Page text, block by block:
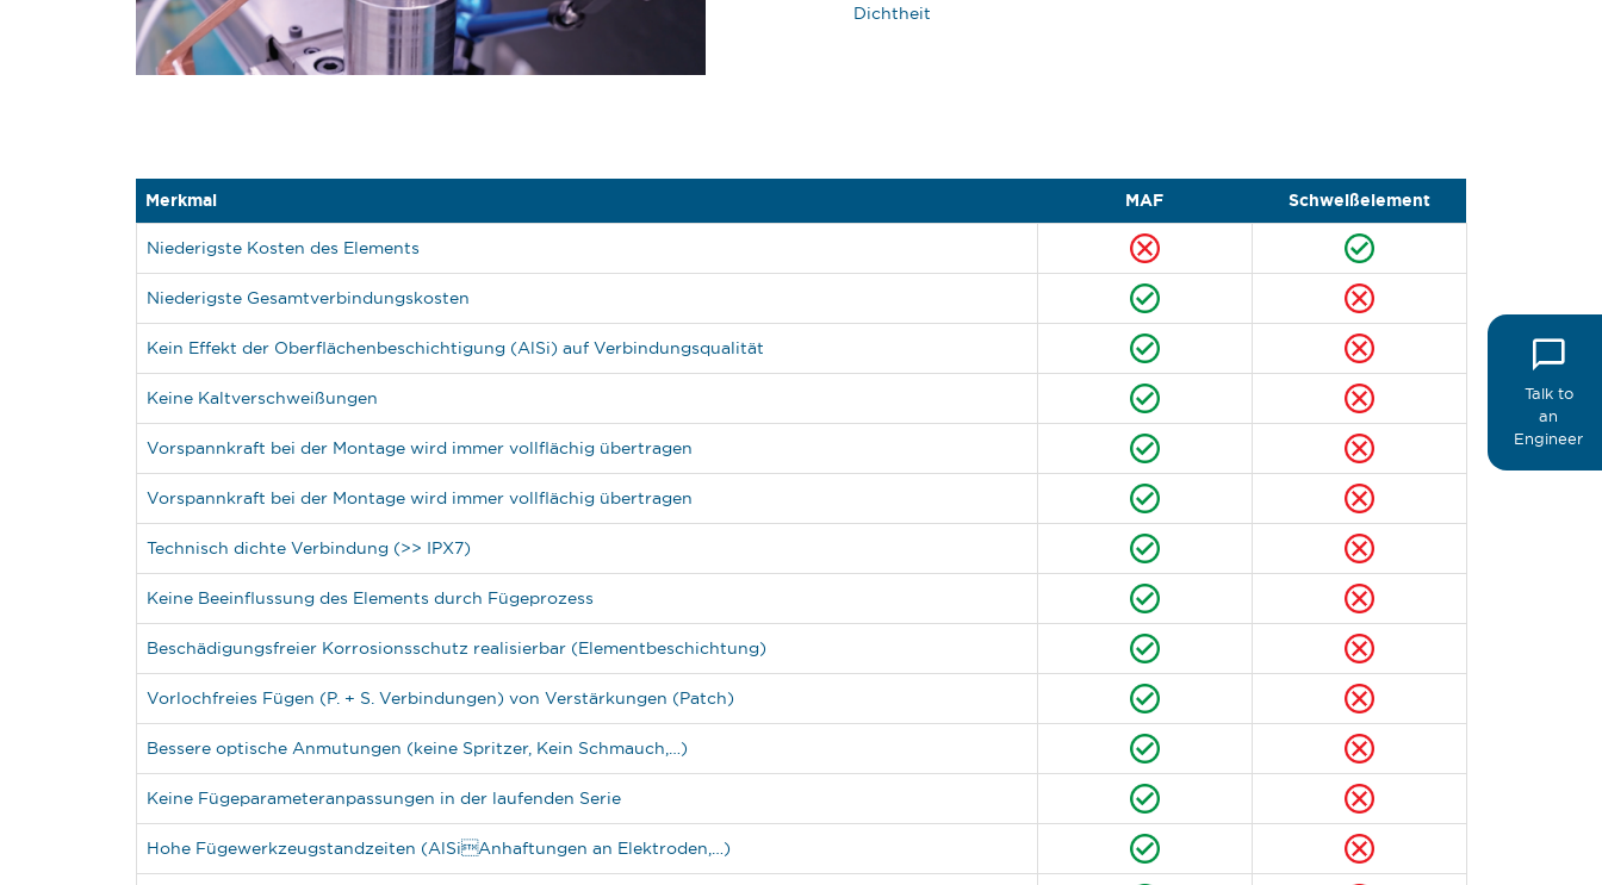
Talk to
an
Engineer
Dichtheit
Merkmal MAF Schweißelement
Niederigste Kosten des Elements
Niederigste Gesamtverbindungskosten
Kein Effekt der Oberflächenbeschichtigung (AlSi) auf Verbindungsqualität
Keine Kaltverschweißungen
Vorspannkraft bei der Montage wird immer vollflächig übertragen
Vorspannkraft bei der Montage wird immer vollflächig übertragen
Technisch dichte Verbindung (>> IPX7)
Keine Beeinflussung des Elements durch Fügeprozess
Beschädigungsfreier Korrosionsschutz realisierbar (Elementbeschichtung)
Vorlochfreies Fügen (P. + S. Verbindungen) von Verstärkungen (Patch)
Bessere optische Anmutungen (keine Spritzer, Kein Schmauch,…)
Keine Fügeparameteranpassungen in der laufenden Serie
Hohe Fügewerkzeugstandzeiten (AlSiAnhaftungen an Elektroden,…)